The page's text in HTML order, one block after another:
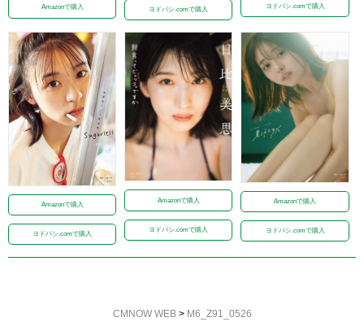
Amazonで購入 ヨドバシ.comで購入
ヨドバシ.comで購入
Amazonで購入
ヨドバシ.comで購入
Amazonで購入
ヨドバシ.comで購入
Amazonで購入
ヨドバシ.comで購入
CMNOW WEB> M6_Z91_0526